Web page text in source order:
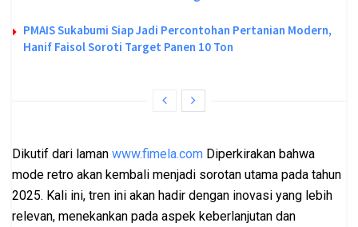
PMAIS Sukabumi Siap Jadi Percontohan Pertanian Modern,
Hanif Faisol Soroti Target Panen 10 Ton
Dikutif dari laman www.fimela.com Diperkirakan bahwa
mode retro akan kembali menjadi sorotan utama pada tahun
2025. Kali ini, tren ini akan hadir dengan inovasi yang lebih
relevan, menekankan pada aspek keberlanjutan dan